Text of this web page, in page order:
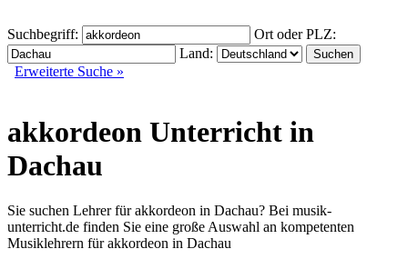
Suchbegriff:
Ort oder PLZ:
Land:
Erweiterte Suche »
akkordeon Unterricht in
Dachau
Sie suchen Lehrer für akkordeon in Dachau? Bei musik-
unterricht.de finden Sie eine große Auswahl an kompetenten
Musiklehrern für akkordeon in Dachau